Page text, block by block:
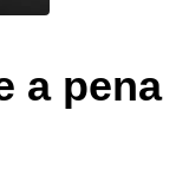
a pena